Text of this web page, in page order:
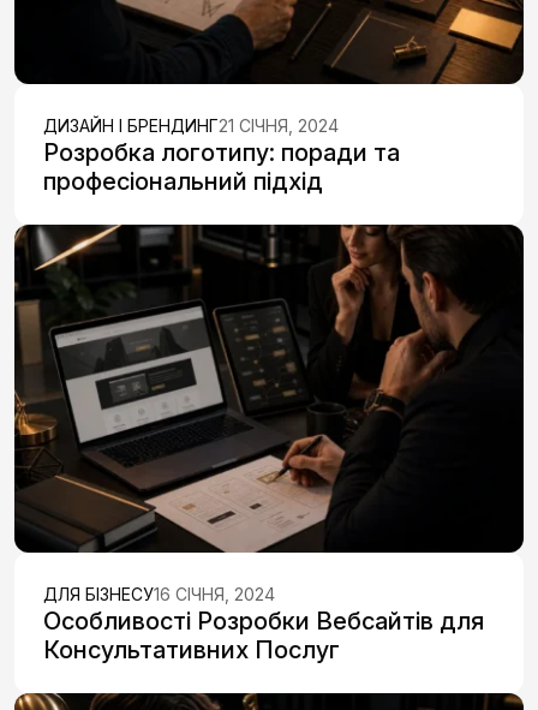
ДИЗАЙН І БРЕНДИНГ21 СІЧНЯ, 2024
Розробка логотипу: поради та
професіональний підхід
ДЛЯ БІЗНЕСУ16 СІЧНЯ, 2024
Особливості Розробки Вебсайтів для
Консультативних Послуг